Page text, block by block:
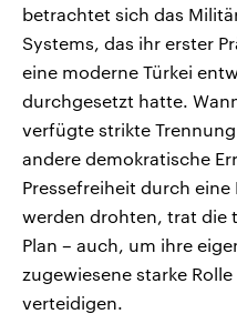
betrachtet sich das
Systems, das ihr erster
eine moderne Türkei
durchgesetzt hatte.
verfügte strikte
andere demokratische
Pressefreiheit durch
werden drohten, trat die
Plan – auch, um ihre
zugewiesene starke
verteidigen.